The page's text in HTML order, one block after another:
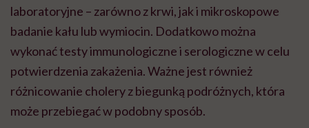
laboratoryjne – zarówno z krwi, jak i mikroskopowe
badanie kału lub wymiocin. Dodatkowo można
wykonać testy immunologiczne i serologiczne w celu
potwierdzenia zakażenia. Ważne jest również
różnicowanie cholery z biegunką podróżnych, która
może przebiegać w podobny sposób.